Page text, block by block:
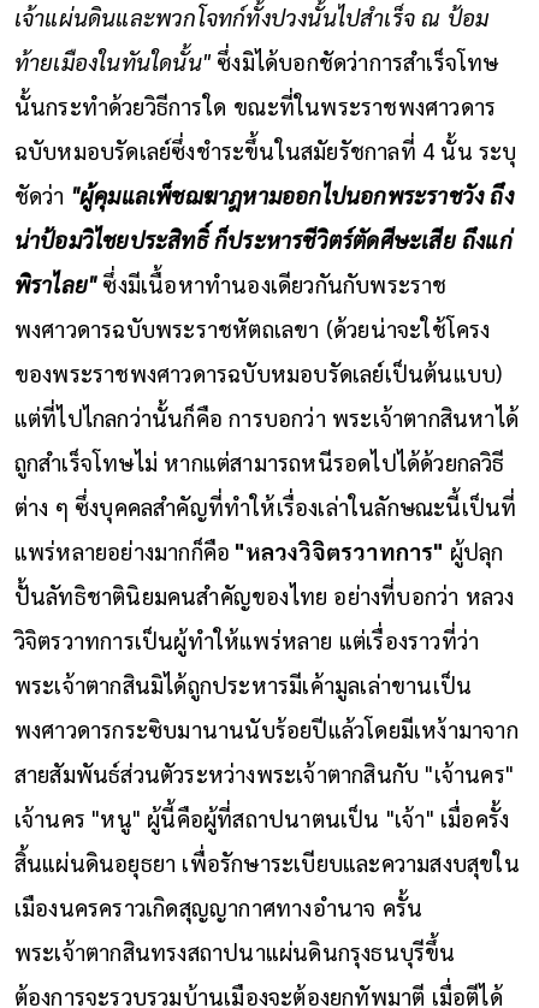
เจ้าแผ่นดินและพวกโจทก์ทั้งปวงนั้นไปสำเร็จ ณ ป้อม
ท้ายเมืองในทันใดนั้น" ซึ่งมิได้บอกชัดว่าการสำเร็จโทษ
นั้นกระทำด้วยวิธีการใด ขณะที่ในพระราชพงศาวดาร
ฉบับหมอบรัดเลย์ซึ่งชำระขึ้นในสมัยรัชกาลที่ 4 นั้น ระบุ
ชัดว่า "ผู้คุมแลเพ็ชฌฆาฎหามออกไปนอกพระราชวัง ถึง
น่าป้อมวิไชยประสิทธิ์ ก็ประหารชีวิตร์ตัดศีษะเสีย ถึงแก่
พิราไลย" ซึ่งมีเนื้อหาทำนองเดียวกันกับพระราช
พงศาวดารฉบับพระราชหัตถเลขา (ด้วยน่าจะใช้โครง
ของพระราชพงศาวดารฉบับหมอบรัดเลย์เป็นต้นแบบ)
แต่ที่ไปไกลกว่านั้นก็คือ การบอกว่า พระเจ้าตากสินหาได้
ถูกสำเร็จโทษไม่ หากแต่สามารถหนีรอดไปได้ด้วยกลวิธี
ต่าง ๆ ซึ่งบุคคลสำคัญที่ทำให้เรื่องเล่าในลักษณะนี้เป็นที่
แพร่หลายอย่างมากก็คือ "หลวงวิจิตรวาทการ" ผู้ปลุก
ปั้นลัทธิชาตินิยมคนสำคัญของไทย อย่างที่บอกว่า หลวง
วิจิตรวาทการเป็นผู้ทำให้แพร่หลาย แต่เรื่องราวที่ว่า
พระเจ้าตากสินมิได้ถูกประหารมีเค้ามูลเล่าขานเป็น
พงศาวดารกระซิบมานานนับร้อยปีแล้วโดยมีเหง้ามาจาก
สายสัมพันธ์ส่วนตัวระหว่างพระเจ้าตากสินกับ "เจ้านคร"
เจ้านคร "หนู" ผู้นี้คือผู้ที่สถาปนาตนเป็น "เจ้า" เมื่อครั้ง
สิ้นแผ่นดินอยุธยา เพื่อรักษาระเบียบและความสงบสุขใน
เมืองนครคราวเกิดสุญญากาศทางอำนาจ ครั้น
พระเจ้าตากสินทรงสถาปนาแผ่นดินกรุงธนบุรีขึ้น
ต้องการจะรวบรวมบ้านเมืองจะต้องยกทัพมาตี เมื่อตีได้